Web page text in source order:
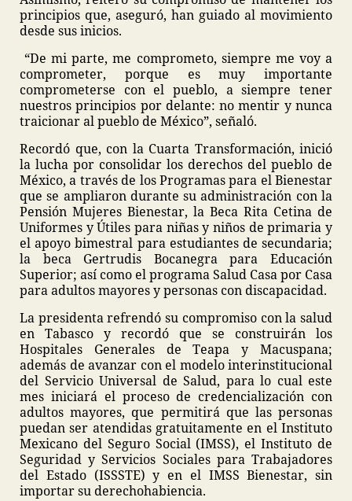
principios que, aseguró, han guiado al movimiento
desde sus inicios.
“De mi parte, me comprometo, siempre me voy a
comprometer, porque es muy importante
comprometerse con el pueblo, a siempre tener
nuestros principios por delante: no mentir y nunca
traicionar al pueblo de México”, señaló.
Recordó que, con la Cuarta Transformación, inició
la lucha por consolidar los derechos del pueblo de
México, a través de los Programas para el Bienestar
que se ampliaron durante su administración con la
Pensión Mujeres Bienestar, la Beca Rita Cetina de
Uniformes y Útiles para niñas y niños de primaria y
el apoyo bimestral para estudiantes de secundaria;
la beca Gertrudis Bocanegra para Educación
Superior; así como el programa Salud Casa por Casa
para adultos mayores y personas con discapacidad.
La presidenta refrendó su compromiso con la salud
en Tabasco y recordó que se construirán los
Hospitales Generales de Teapa y Macuspana;
además de avanzar con el modelo interinstitucional
del Servicio Universal de Salud, para lo cual este
mes iniciará el proceso de credencialización con
adultos mayores, que permitirá que las personas
puedan ser atendidas gratuitamente en el Instituto
Mexicano del Seguro Social (IMSS), el Instituto de
Seguridad y Servicios Sociales para Trabajadores
del Estado (ISSSTE) y en el IMSS Bienestar, sin
importar su derechohabiencia.